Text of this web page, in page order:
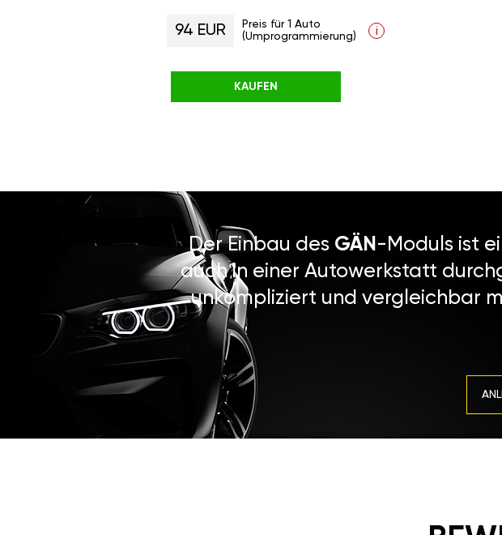
94 EUR
Preis für 1 Auto
(Umprogrammierung)
i
KAUFEN
Der Einbau des GÄN-Moduls ist
auch in einer Autowerkstatt
unkompliziert und vergleichbar